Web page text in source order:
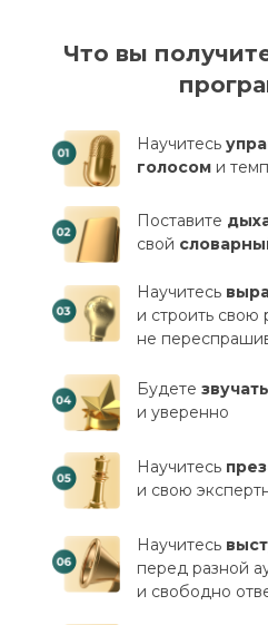
Научитесь
голосом и
Научитесь
перед разной
и свободно
Поставите
свой
Научитесь
и строить свою
не
Будете
и уверенно
Научитесь
и свою
Что вы